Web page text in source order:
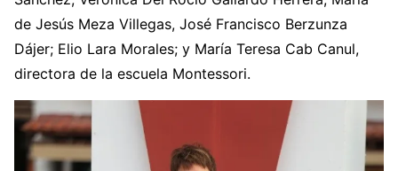
de Jesús Meza Villegas, José Francisco Berzunza
Dájer; Elio Lara Morales; y María Teresa Cab Canul,
directora de la escuela Montessori.